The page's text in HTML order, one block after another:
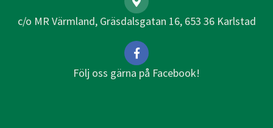
c/o MR Värmland, Gräsdalsgatan 16, 653 36 Karlstad
Följ oss gärna på Facebook!